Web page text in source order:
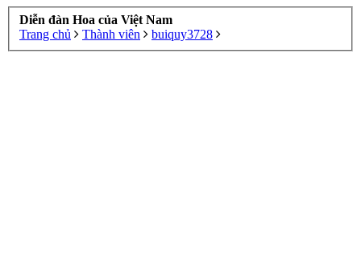
Diễn đàn Hoa của Việt Nam
Trang chủ
Thành viên buiquy3728